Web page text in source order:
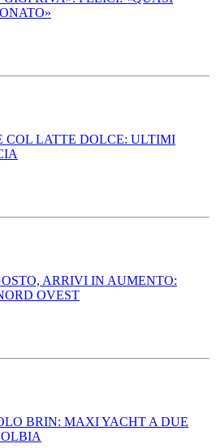
COL LATTE DOLCE: ULTIMI
ARRIVI IN AUMENTO:
OVEST
BRIN: MAXI YACHT A DUE